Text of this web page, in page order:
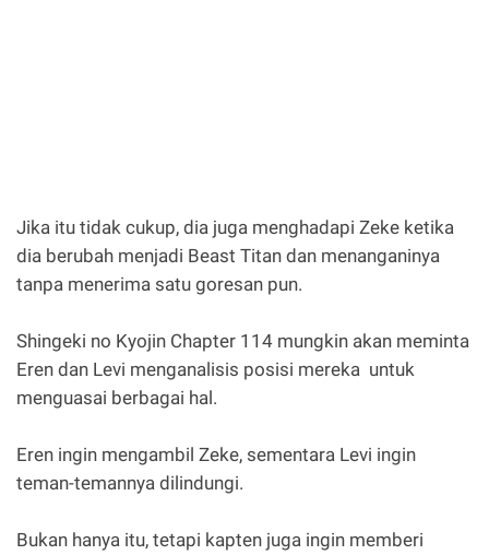
Jika itu tidak cukup, dia juga menghadapi Zeke ketika
dia berubah menjadi Beast Titan dan menanganinya
tanpa menerima satu goresan pun.
Shingeki no Kyojin Chapter 114 mungkin akan meminta
Eren dan Levi menganalisis posisi mereka untuk
menguasai berbagai hal.
Eren ingin mengambil Zeke, sementara Levi ingin
teman-temannya dilindungi.
Bukan hanya itu, tetapi kapten juga ingin memberi